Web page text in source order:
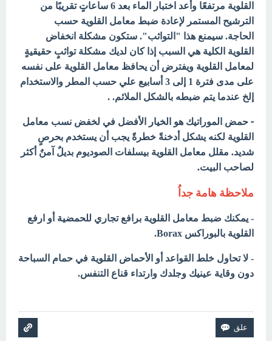
القلوية مرتفعًا وأعد اختبار الماء بعد 6 ساعاتٍ تقريبًا من
الترشيح المستمر لإعادة ضبط معامل القلوية حسب
الحاجة. سيمنع هذا "التواثب". ستكون مشكلة انخفاض
القلوية الكلية هي السبب إذا كان لديك مشكلة تواثبٍ حقيقيةٍ
لمعامل القلوية ويفترض أن يحافظ معامل القلوية على نفسه
على مدى فترة 1 إلى 3 أسابيع علي حسب المطر والاستخدام
إلخ عندما يتم ضبطه بالشكل الملائم. .
- حمض الموراتيك هو الخيار الأفضل في لخفض نسب معامل
القلوية لكنه يشكل أدخنةً خطرةً يجب أن يستخدم بحرصٍ
شديد. مقلل معامل القلوية بيسلفات الصوديوم بديلٌ آمنٌ أكثر
لصاحب البيت.
ملاحظة هامة جداُ
- يمكنك ضبط معامل القلوية برافع تجاري للحمضية أو ارفع
القلوية بالبوراكس Borax.
- لا تحاول خلط القواعد أو الأحماض القلوية في حمام السباحة
دون وقاية عينيك وجلدك وارتداء قناع التنفس.